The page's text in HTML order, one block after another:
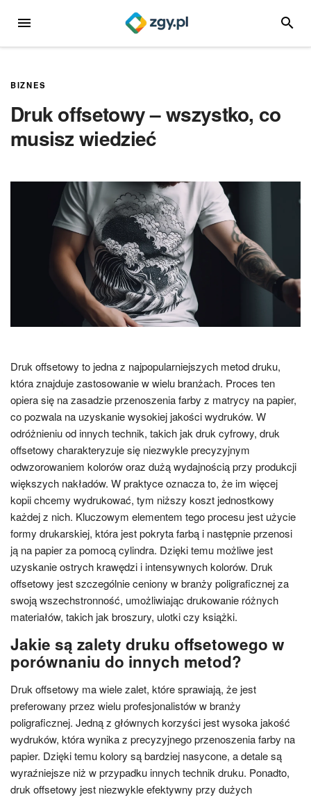
MENU
BIZNES
Druk offsetowy – wszystko, co
musisz wiedzieć
Druk offsetowy to jedna z najpopularniejszych metod druku,
która znajduje zastosowanie w wielu branżach. Proces ten
opiera się na zasadzie przenoszenia farby z matrycy na papier,
co pozwala na uzyskanie wysokiej jakości wydruków. W
odróżnieniu od innych technik, takich jak druk cyfrowy, druk
offsetowy charakteryzuje się niezwykle precyzyjnym
odwzorowaniem kolorów oraz dużą wydajnością przy produkcji
większych nakładów. W praktyce oznacza to, że im więcej
kopii chcemy wydrukować, tym niższy koszt jednostkowy
każdej z nich. Kluczowym elementem tego procesu jest użycie
formy drukarskiej, która jest pokryta farbą i następnie przenosi
ją na papier za pomocą cylindra. Dzięki temu możliwe jest
uzyskanie ostrych krawędzi i intensywnych kolorów. Druk
offsetowy jest szczególnie ceniony w branży poligraficznej za
swoją wszechstronność, umożliwiając drukowanie różnych
materiałów, takich jak broszury, ulotki czy książki.
Jakie są zalety druku offsetowego w
porównaniu do innych metod?
Druk offsetowy ma wiele zalet, które sprawiają, że jest
preferowany przez wielu profesjonalistów w branży
poligraficznej. Jedną z głównych korzyści jest wysoka jakość
wydruków, która wynika z precyzyjnego przenoszenia farby na
papier. Dzięki temu kolory są bardziej nasycone, a detale są
wyraźniejsze niż w przypadku innych technik druku. Ponadto,
druk offsetowy jest niezwykle efektywny przy dużych